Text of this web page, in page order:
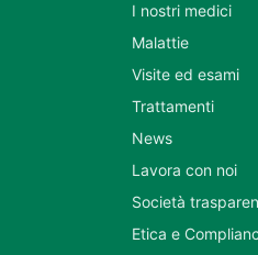
I nostri medici
Malattie
Visite ed esami
Trattamenti
News
Lavora con noi
Società
Etica e